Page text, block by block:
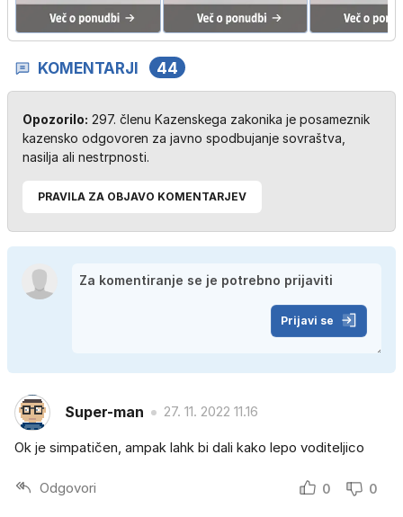
KOMENTARJI 44
Opozorilo: 297. členu Kazenskega zakonika je posameznik
kazensko odgovoren za javno spodbujanje sovraštva,
nasilja ali nestrpnosti.
PRAVILA ZA OBJAVO KOMENTARJEV
Prijavi se
Super-man 27. 11. 2022 11.16
Ok je simpatičen, ampak lahk bi dali kako lepo voditeljico
Odgovori 0 0